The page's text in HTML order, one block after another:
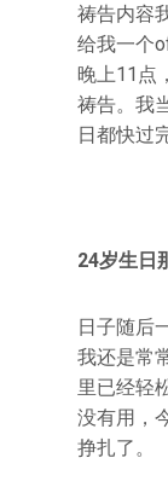
祷告内容
给我一个
晚上11点
祷告。我
日都快过
24岁生日
日子随后
我还是常
里已经轻
没有用，
挣扎了。